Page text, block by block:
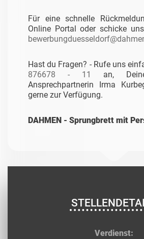
Für eine schnelle
Online Portal oder schicke
Hast du Fragen? - Rufe uns
876678 - 11
an,
Ansprechpartnerin Irma
gerne zur Verfügung.
DAHMEN - Sprungbrett mit
Verdienst: